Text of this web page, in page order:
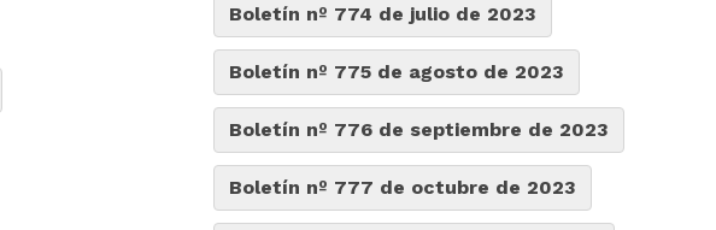
Boletín nº 774 de julio de 2023
Boletín nº 775 de agosto de 2023
Boletín nº 776 de septiembre de 2023
Boletín nº 777 de octubre de 2023